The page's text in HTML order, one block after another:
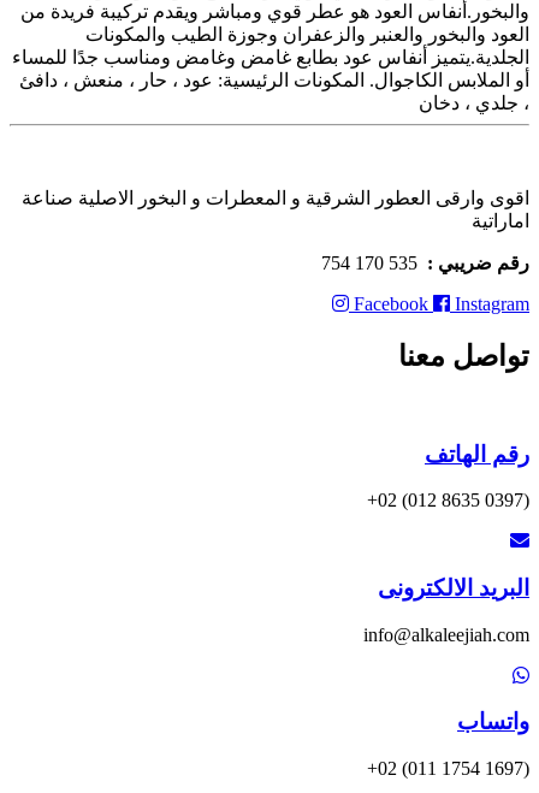
والبخور.أنفاس العود هو عطر قوي ومباشر ويقدم تركيبة فريدة من
العود والبخور والعنبر والزعفران وجوزة الطيب والمكونات
الجلدية.يتميز أنفاس عود بطابع غامض وغامض ومناسب جدًا للمساء
أو الملابس الكاجوال. المكونات الرئيسية: عود ، حار ، منعش ، دافئ
، جلدي ، دخان
اقوى وارقى العطور الشرقية و المعطرات و البخور الاصلية صناعة
اماراتية
رقم ضريبي :
Facebook
Instagram
تواصل معنا
رقم الهاتف
(0397 8635 012) 02+
البريد الالكترونى
info@alkaleejiah.com
واتساب
(1697 1754 011) 02+